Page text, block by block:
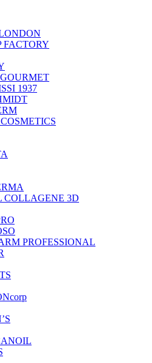
FACTORY
1937
COLLAGENE 3D
PROFESSIONAL